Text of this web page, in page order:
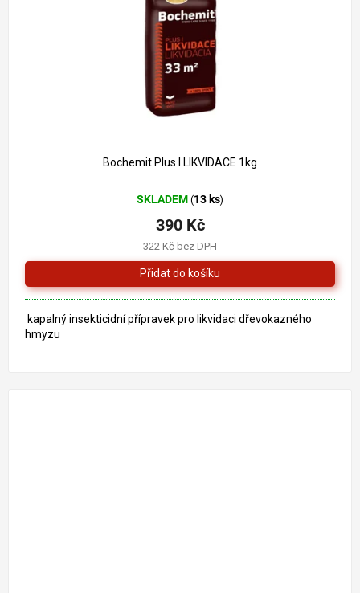
Bochemit Plus I LIKVIDACE 1kg
SKLADEM (13 ks)
322 Kč bez DPH
390 Kč
kapalný insekticidní přípravek pro likvidaci dřevokazného
hmyzu